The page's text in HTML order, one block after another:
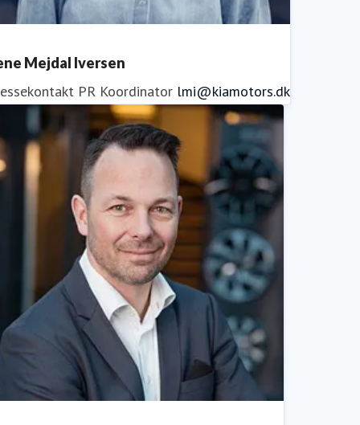
Mejdal Iversen
PR Koordinator lmi@kiamotors.dk